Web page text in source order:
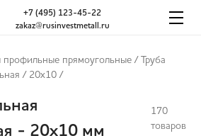
zakaz@rusinvestmetall.ru
+7 (495) 123-45-22
профильные прямоугольные /
Труба
/ 20x10 /
- 20x10 мм
170
товаров